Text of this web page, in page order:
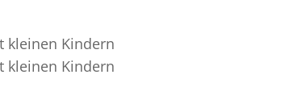
kleinen Kindern
kleinen Kindern